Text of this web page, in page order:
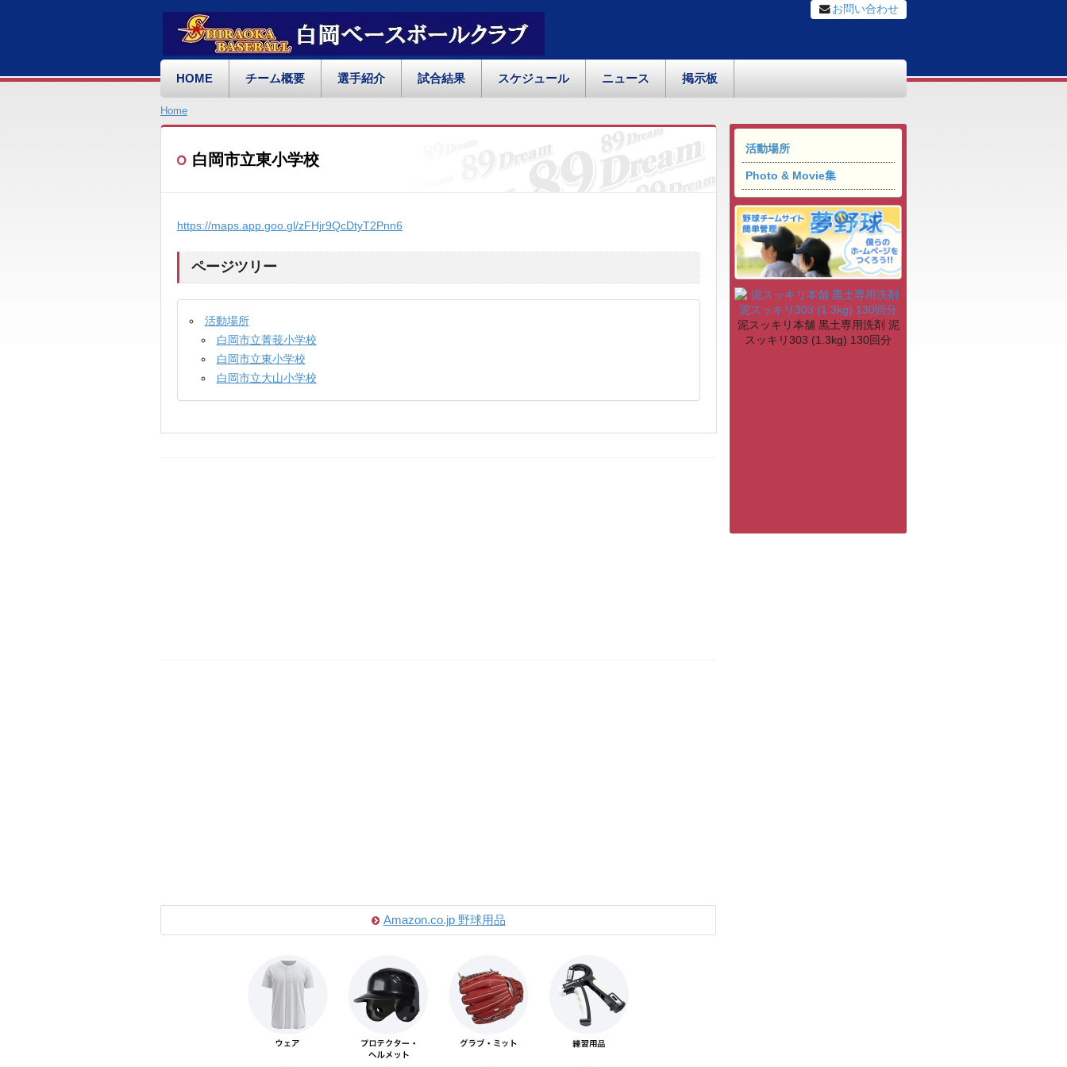
お問い合わせ
HOME チーム概要 選手紹介 試合結果 スケジュール ニュース 掲示板
活動場所
Photo & Movie集
泥スッキリ本舗 黒土専用洗剤 泥
スッキリ303 (1.3kg) 130回分
Home
白岡市立東小学校
https://maps.app.goo.gl/zFHjr9QcDtyT2Pnn6
ページツリー
活動場所
白岡市立菁莪小学校
白岡市立東小学校
白岡市立大山小学校
Amazon.co.jp 野球用品